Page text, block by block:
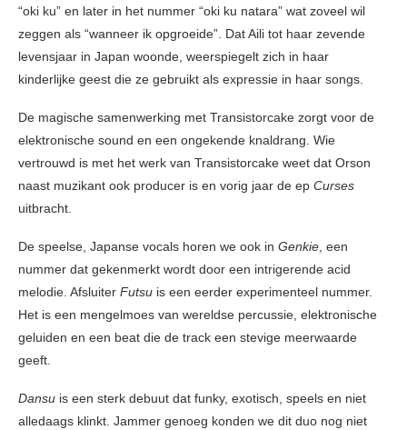
“oki ku” en later in het nummer “oki ku natara” wat zoveel wil
zeggen als “wanneer ik opgroeide”. Dat Aili tot haar zevende
levensjaar in Japan woonde, weerspiegelt zich in haar
kinderlijke geest die ze gebruikt als expressie in haar songs.
De magische samenwerking met Transistorcake zorgt voor de
elektronische sound en een ongekende knaldrang. Wie
vertrouwd is met het werk van Transistorcake weet dat Orson
naast muzikant ook producer is en vorig jaar de ep Curses
uitbracht.
De speelse, Japanse vocals horen we ook in Genkie, een
nummer dat gekenmerkt wordt door een intrigerende acid
melodie. Afsluiter Futsu is een eerder experimenteel nummer.
Het is een mengelmoes van wereldse percussie, elektronische
geluiden en een beat die de track een stevige meerwaarde
geeft.
Dansu is een sterk debuut dat funky, exotisch, speels en niet
alledaags klinkt. Jammer genoeg konden we dit duo nog niet